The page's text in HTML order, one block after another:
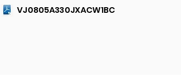
VJ0805A330JXACW1BC